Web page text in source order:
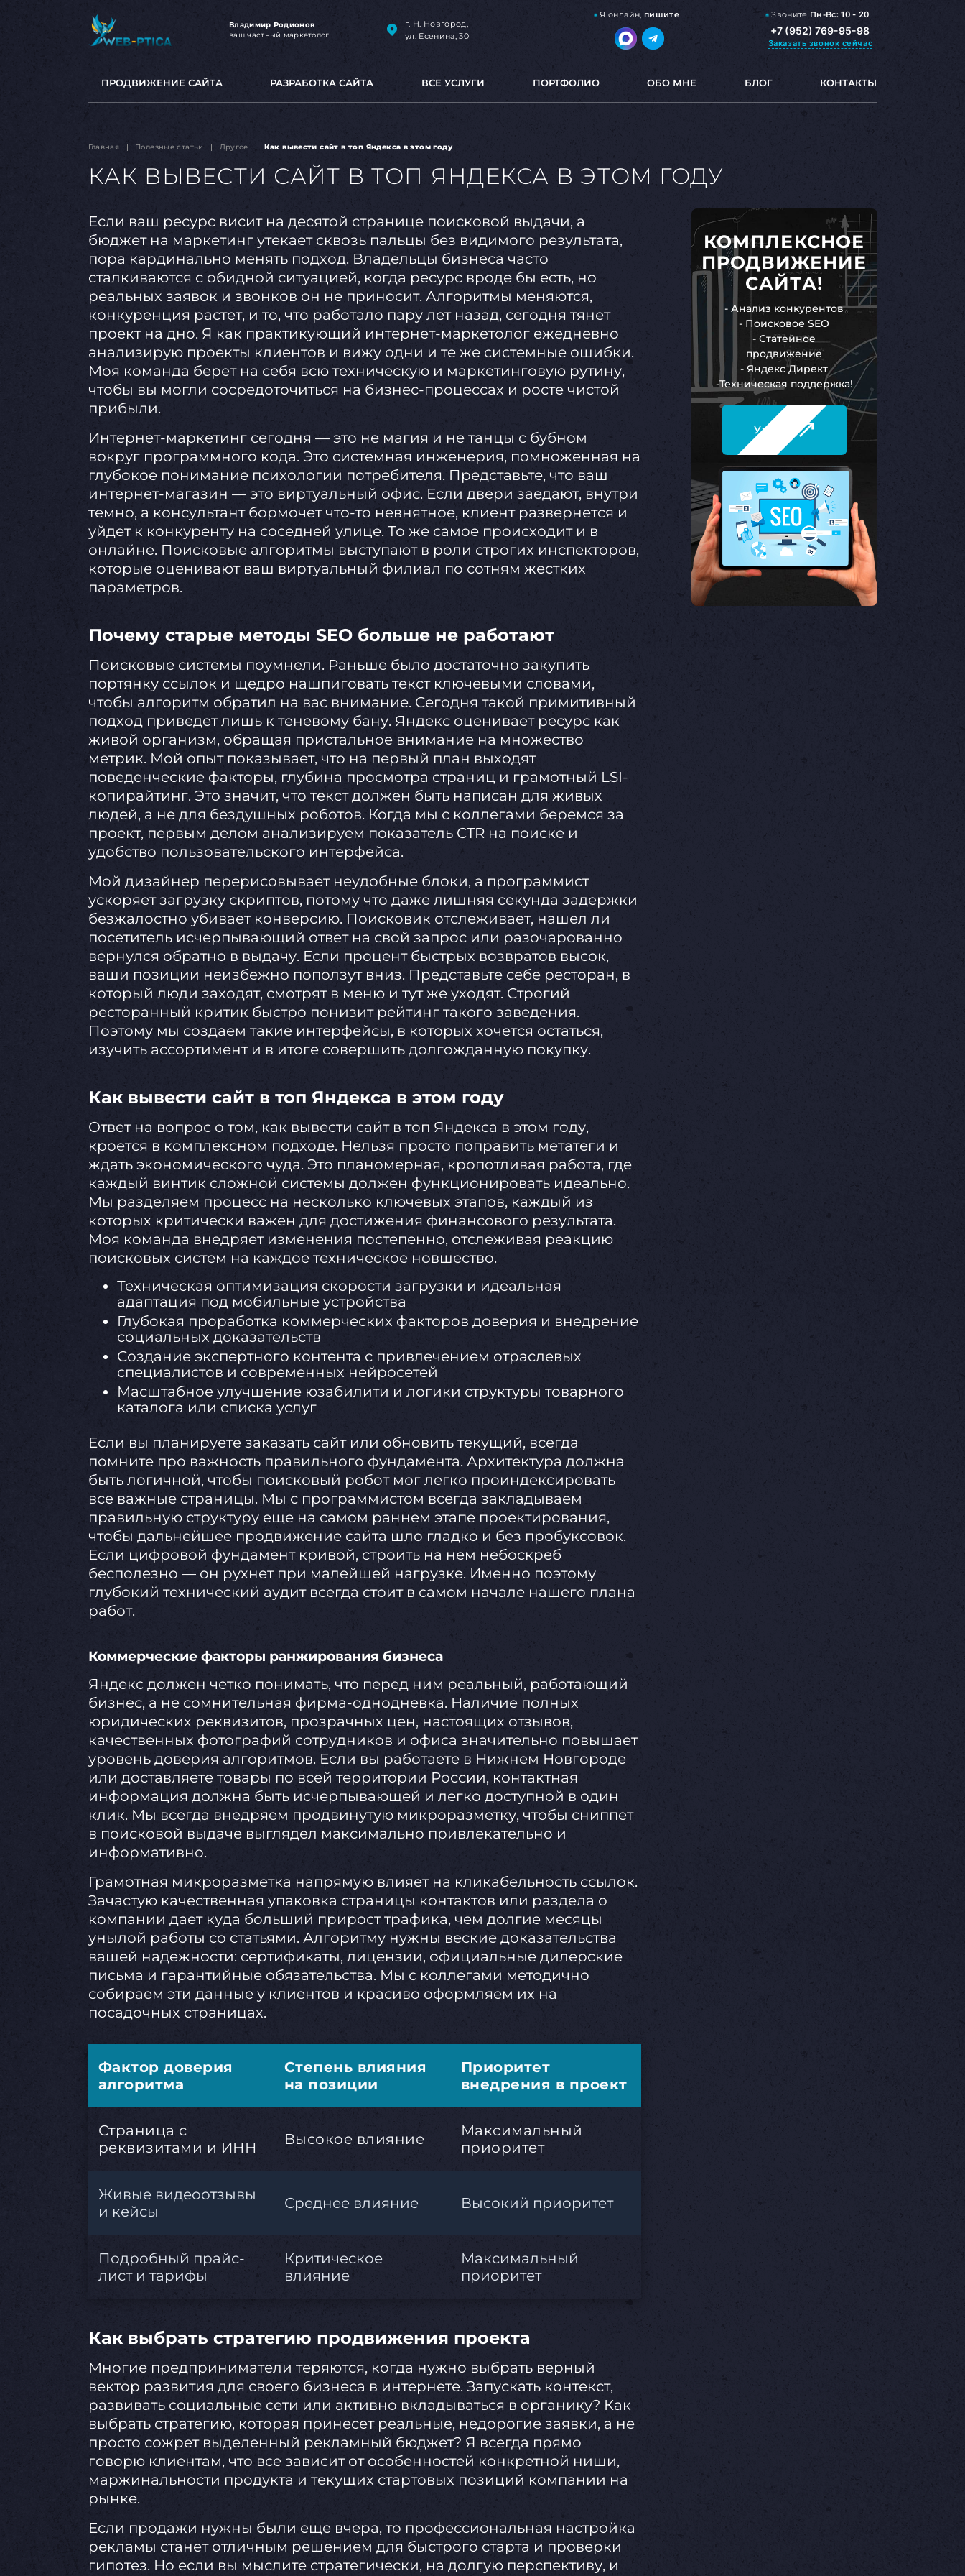
Владимир Родионов
ваш частный маркетолог
г. Н. Новгород,
ул. Есенина, 30
Я онлайн, пишите Звоните Пн-Вс:10 - 20
+7 (952) 769-95-98
Заказать звонок сейчас
ПРОДВИЖЕНИЕ САЙТА РАЗРАБОТКА САЙТА ВСЕ УСЛУГИ ПОРТФОЛИО ОБО МНЕ БЛОГ КОНТАКТЫ
Главная Полезные статьи Другое Как вывести сайт в топ Яндекса в этом году
КАК ВЫВЕСТИ САЙТ В ТОП ЯНДЕКСА В ЭТОМ ГОДУ
Если ваш ресурс висит на десятой странице поисковой выдачи, а
бюджет на маркетинг утекает сквозь пальцы без видимого результата,
пора кардинально менять подход. Владельцы бизнеса часто
сталкиваются с обидной ситуацией, когда ресурс вроде бы есть, но
реальных заявок и звонков он не приносит. Алгоритмы меняются,
конкуренция растет, и то, что работало пару лет назад, сегодня тянет
проект на дно. Я как практикующий интернет-маркетолог ежедневно
анализирую проекты клиентов и вижу одни и те же системные ошибки.
Моя команда берет на себя всю техническую и маркетинговую рутину,
чтобы вы могли сосредоточиться на бизнес-процессах и росте чистой
прибыли.
Интернет-маркетинг сегодня — это не магия и не танцы с бубном
вокруг программного кода. Это системная инженерия, помноженная на
глубокое понимание психологии потребителя. Представьте, что ваш
интернет-магазин — это виртуальный офис. Если двери заедают, внутри
темно, а консультант бормочет что-то невнятное, клиент развернется и
уйдет к конкуренту на соседней улице. То же самое происходит и в
онлайне. Поисковые алгоритмы выступают в роли строгих инспекторов,
которые оценивают ваш виртуальный филиал по сотням жестких
параметров.
Почему старые методы SEO больше не работают
Поисковые системы поумнели. Раньше было достаточно закупить
портянку ссылок и щедро нашпиговать текст ключевыми словами,
чтобы алгоритм обратил на вас внимание. Сегодня такой примитивный
подход приведет лишь к теневому бану. Яндекс оценивает ресурс как
живой организм, обращая пристальное внимание на множество
метрик. Мой опыт показывает, что на первый план выходят
поведенческие факторы, глубина просмотра страниц и грамотный LSI-
копирайтинг. Это значит, что текст должен быть написан для живых
людей, а не для бездушных роботов. Когда мы с коллегами беремся за
проект, первым делом анализируем показатель CTR на поиске и
удобство пользовательского интерфейса.
Мой дизайнер перерисовывает неудобные блоки, а программист
ускоряет загрузку скриптов, потому что даже лишняя секунда задержки
безжалостно убивает конверсию. Поисковик отслеживает, нашел ли
посетитель исчерпывающий ответ на свой запрос или разочарованно
вернулся обратно в выдачу. Если процент быстрых возвратов высок,
ваши позиции неизбежно поползут вниз. Представьте себе ресторан, в
который люди заходят, смотрят в меню и тут же уходят. Строгий
ресторанный критик быстро понизит рейтинг такого заведения.
Поэтому мы создаем такие интерфейсы, в которых хочется остаться,
изучить ассортимент и в итоге совершить долгожданную покупку.
Как вывести сайт в топ Яндекса в этом году
Ответ на вопрос о том, как вывести сайт в топ Яндекса в этом году,
кроется в комплексном подходе. Нельзя просто поправить метатеги и
ждать экономического чуда. Это планомерная, кропотливая работа, где
каждый винтик сложной системы должен функционировать идеально.
Мы разделяем процесс на несколько ключевых этапов, каждый из
которых критически важен для достижения финансового результата.
Моя команда внедряет изменения постепенно, отслеживая реакцию
поисковых систем на каждое техническое новшество.
Техническая оптимизация скорости загрузки и идеальная
адаптация под мобильные устройства
Глубокая проработка коммерческих факторов доверия и внедрение
социальных доказательств
Создание экспертного контента с привлечением отраслевых
специалистов и современных нейросетей
Масштабное улучшение юзабилити и логики структуры товарного
каталога или списка услуг
Если вы планируете заказать сайт или обновить текущий, всегда
помните про важность правильного фундамента. Архитектура должна
быть логичной, чтобы поисковый робот мог легко проиндексировать
все важные страницы. Мы с программистом всегда закладываем
правильную структуру еще на самом раннем этапе проектирования,
чтобы дальнейшее продвижение сайта шло гладко и без пробуксовок.
Если цифровой фундамент кривой, строить на нем небоскреб
бесполезно — он рухнет при малейшей нагрузке. Именно поэтому
глубокий технический аудит всегда стоит в самом начале нашего плана
работ.
Коммерческие факторы ранжирования бизнеса
Яндекс должен четко понимать, что перед ним реальный, работающий
бизнес, а не сомнительная фирма-однодневка. Наличие полных
юридических реквизитов, прозрачных цен, настоящих отзывов,
качественных фотографий сотрудников и офиса значительно повышает
уровень доверия алгоритмов. Если вы работаете в Нижнем Новгороде
или доставляете товары по всей территории России, контактная
информация должна быть исчерпывающей и легко доступной в один
клик. Мы всегда внедряем продвинутую микроразметку, чтобы сниппет
в поисковой выдаче выглядел максимально привлекательно и
информативно.
Грамотная микроразметка напрямую влияет на кликабельность ссылок.
Зачастую качественная упаковка страницы контактов или раздела о
компании дает куда больший прирост трафика, чем долгие месяцы
унылой работы со статьями. Алгоритму нужны веские доказательства
вашей надежности: сертификаты, лицензии, официальные дилерские
письма и гарантийные обязательства. Мы с коллегами методично
собираем эти данные у клиентов и красиво оформляем их на
посадочных страницах.
Фактор доверия
алгоритма
Степень влияния
на позиции
Приоритет
внедрения в проект
Страница с
реквизитами и ИНН
Высокое влияние
Максимальный
приоритет
Живые видеоотзывы
и кейсы
Среднее влияние Высокий приоритет
Подробный прайс-
лист и тарифы
Критическое
влияние
Максимальный
приоритет
Как выбрать стратегию продвижения проекта
Многие предприниматели теряются, когда нужно выбрать верный
вектор развития для своего бизнеса в интернете. Запускать контекст,
развивать социальные сети или активно вкладываться в органику? Как
выбрать стратегию, которая принесет реальные, недорогие заявки, а не
просто сожрет выделенный рекламный бюджет? Я всегда прямо
говорю клиентам, что все зависит от особенностей конкретной ниши,
маржинальности продукта и текущих стартовых позиций компании на
рынке.
Если продажи нужны были еще вчера, то профессиональная настройка
рекламы станет отличным решением для быстрого старта и проверки
гипотез. Но если вы мыслите стратегически, на долгую перспективу, и
КОМПЛЕКСНОЕ
ПРОДВИЖЕНИЕ
САЙТА!
- Анализ конкурентов
- Поисковое SEO
- Статейное
продвижение
- Яндекс Директ
-Техническая поддержка!
Узнать